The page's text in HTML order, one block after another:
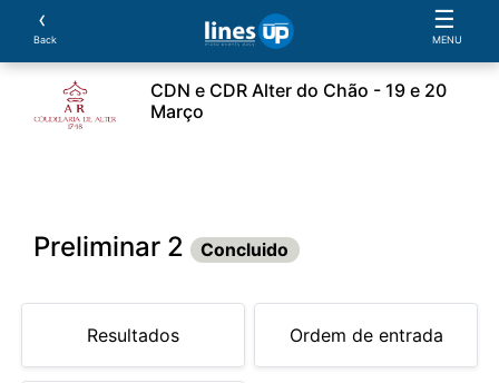
‹
Back
☰
MENU
CDN e CDR Alter do Chão - 19 e 20
Março
Preliminar 2 Concluido
Resultados Ordem de entrada